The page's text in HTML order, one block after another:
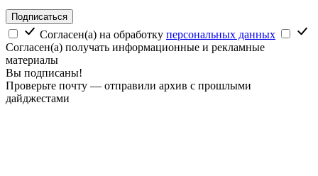
Подписаться
Согласен(а) на обработку персональных данных
Согласен(а) получать информационные и рекламные
материалы
Вы подписаны!
Проверьте почту — отправили архив с прошлыми
дайджестами